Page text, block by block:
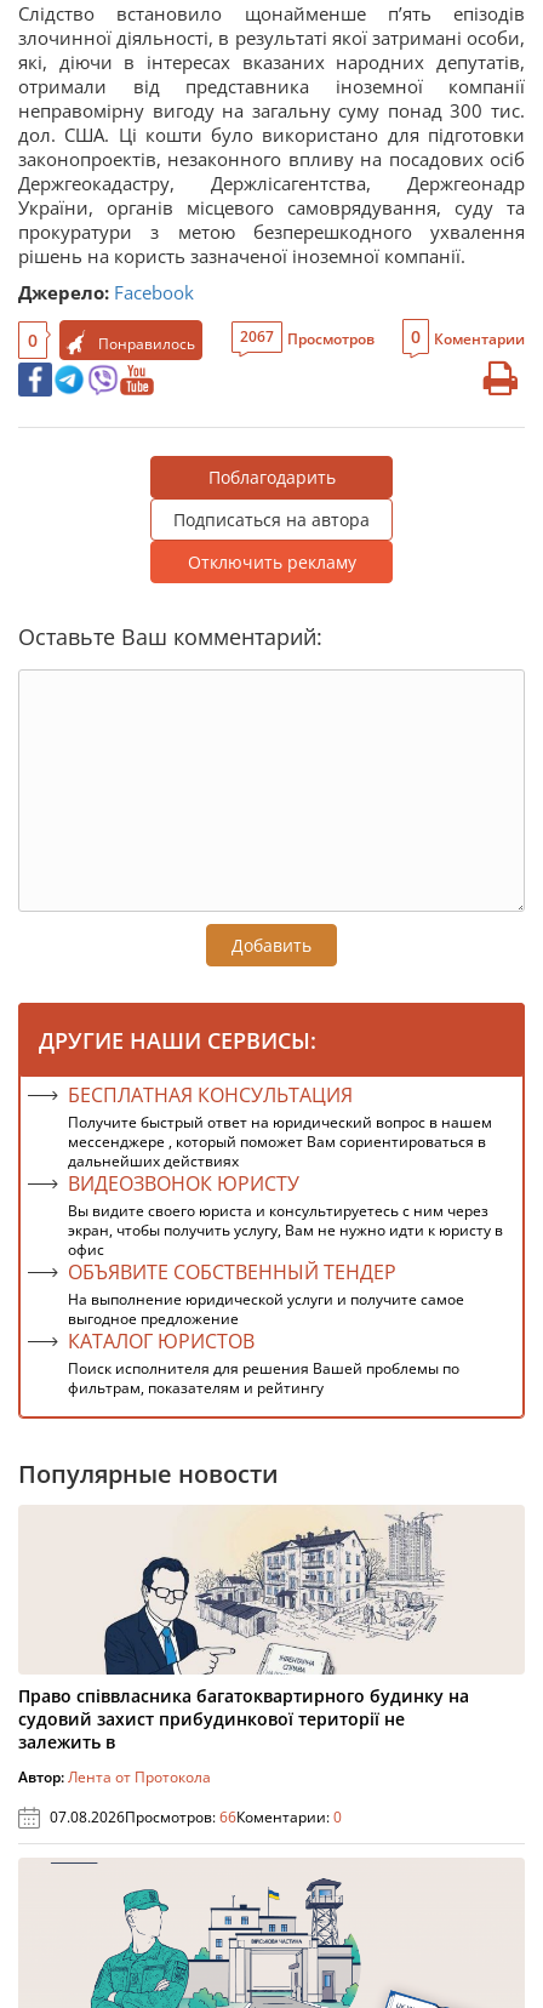
Слідство встановило щонайменше п’ять епізодів
злочинної діяльності, в результаті якої затримані особи,
які, діючи в інтересах вказаних народних депутатів,
отримали від представника іноземної компанії
неправомірну вигоду на загальну суму понад 300 тис.
дол. США. Ці кошти було використано для підготовки
законопроектів, незаконного впливу на посадових осіб
Держгеокадастру, Держлісагентства, Держгеонадр
України, органів місцевого самоврядування, суду та
прокуратури з метою безперешкодного ухвалення
рішень на користь зазначеної іноземної компанії.
Джерело: Facebook
0 Понравилось 2067 Просмотров 0 Коментарии
Поблагодарить
Подписаться на автора
Отключить рекламу
Оставьте Ваш комментарий:
Добавить
ДРУГИЕ НАШИ СЕРВИСЫ:
БЕСПЛАТНАЯ КОНСУЛЬТАЦИЯ
Получите быстрый ответ на юридический вопрос в нашем
мессенджере , который поможет Вам сориентироваться в
дальнейших действиях
ВИДЕОЗВОНОК ЮРИСТУ
Вы видите своего юриста и консультируетесь с ним через
экран, чтобы получить услугу, Вам не нужно идти к юристу в
офис
ОБЪЯВИТЕ СОБСТВЕННЫЙ ТЕНДЕР
На выполнение юридической услуги и получите самое
выгодное предложение
КАТАЛОГ ЮРИСТОВ
Поиск исполнителя для решения Вашей проблемы по
фильтрам, показателям и рейтингу
Популярные новости
Право співвласника багатоквартирного будинку на
судовий захист прибудинкової території не
залежить в
Автор:Лента от Протокола
07.08.2026Просмотров:66Коментарии:0